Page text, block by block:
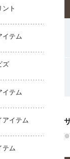
ント
イテム
ズ
イテム
アイテム
テム
※